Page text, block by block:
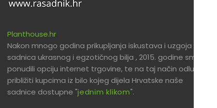
Planthouse.hr
Nakon mnogo godina prikupljanja iskustava i uzgoja
sadnica ukrasnog i egzotičnog bilja , 2015. godine smo
ponudili opciju internet trgovine, te na taj način odlučili
približiti kupcima iz bilo kojeg dijela Hrvatske naše
sadnice dostupne "jednim klikom".